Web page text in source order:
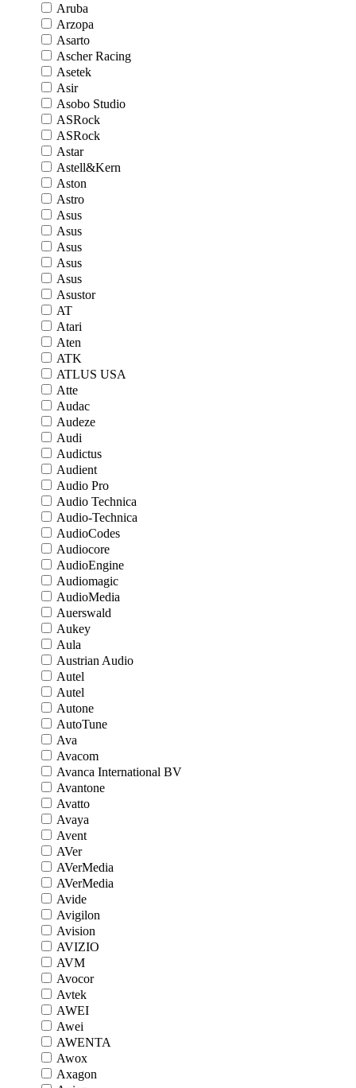
Aruba
Arzopa
Asarto
Ascher Racing
Asetek
Asir
Asobo Studio
ASRock
ASRock
Astar
Astell&Kern
Aston
Astro
Asus
Asus
Asus
Asus
Asus
Asustor
AT
Atari
Aten
ATK
ATLUS USA
Atte
Audac
Audeze
Audi
Audictus
Audient
Audio Pro
Audio Technica
Audio-Technica
AudioCodes
Audiocore
AudioEngine
Audiomagic
AudioMedia
Auerswald
Aukey
Aula
Austrian Audio
Autel
Autel
Autone
AutoTune
Ava
Avacom
Avanca International BV
Avantone
Avatto
Avaya
Avent
AVer
AVerMedia
AVerMedia
Avide
Avigilon
Avision
AVIZIO
AVM
Avocor
Avtek
AWEI
Awei
AWENTA
Awox
Axagon